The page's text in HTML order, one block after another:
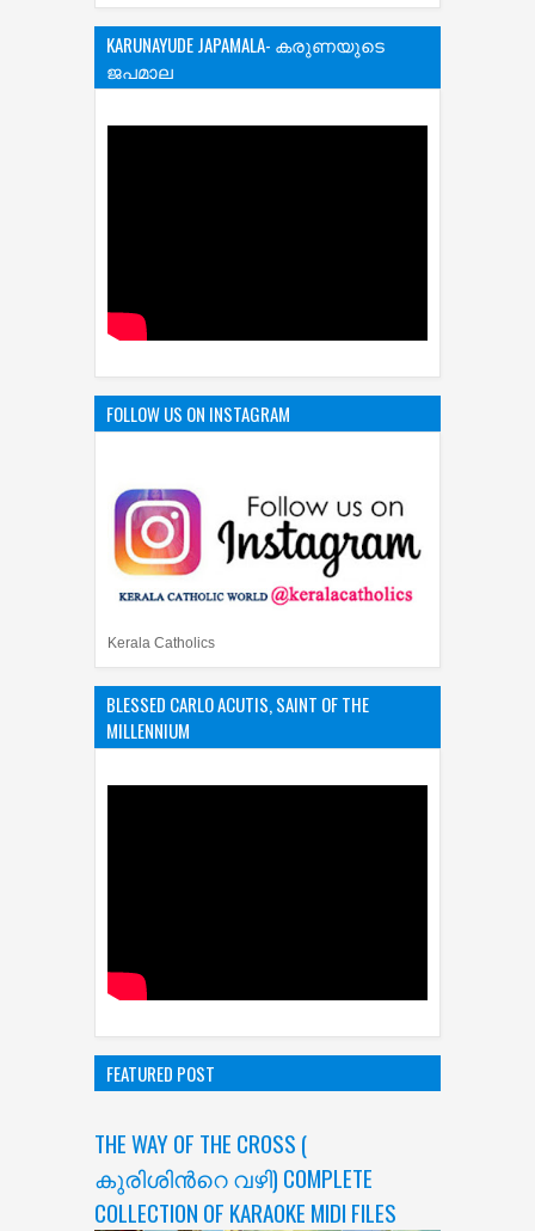
KARUNAYUDE JAPAMALA- കരുണയുടെ
ജപമാല
FOLLOW US ON INSTAGRAM
Kerala Catholics
BLESSED CARLO ACUTIS, SAINT OF THE
MILLENNIUM
FEATURED POST
THE WAY OF THE CROSS (
കുരിശിന്‍റെ വഴി) COMPLETE
COLLECTION OF KARAOKE MIDI FILES